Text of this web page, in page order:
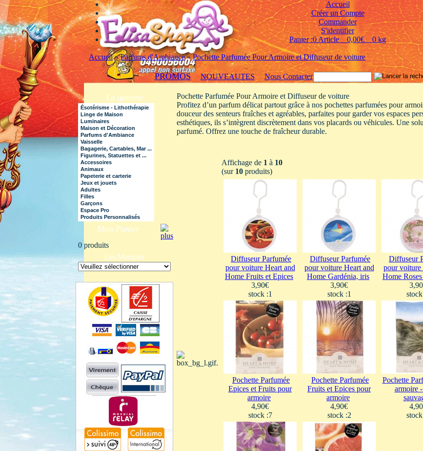
Accueil
Créer un Compte
Commander
S'identifier
Panier :0 Article 0,00€ 0 kg
Accueil»Parfums d'Ambiance»Pochette Parfumée Pour Armoire et Diffuseur de voiture
PROMOS NOUVEAUTES Nous Contacter
La gamme
Ésotérisme - Lithothérapie
Linge de Maison
Luminaires
Maison et Décoration
Parfums d'Ambiance
Vaisselle
Bagagerie, Cartables, Mar ...
Figurines, Statuettes et ...
Accessoires
Animaux
Papeterie et carterie
Jeux et jouets
Adultes
Filles
Garçons
Espace Pro
Produits Personnalisés
Mon Panier
0 produits
Les Marques
Pochette Parfumée Pour Armoire et Diffuseur de voiture
Profitez d’un parfum délicat partout grâce à nos pochettes parfumées pour
douceur des senteurs fraîches et agréables, parfaites pour garder vos espaces
esthétiques, ils s’intègrent discrètement dans vos placards ou véhicules. Une
parfumé. Offrez une touche de fraîcheur durable.
Affichage de 1 à 10
(sur 10 produits)
Diffuseur Parfumée
pour voiture Heart and
Home Fruits et Epices
3,90€
stock :1
Diffuseur Parfumée
pour voiture Heart and
Home Gardénia, iris
3,90€
stock :1
Diffuseur
pour voiture
Home
Pochette Parfumée
Epices et Fruits pour
armoire
4,90€
stock :7
Pochette Parfumée
Fruits et Epices pour
armoire
4,90€
stock :2
Pochette
armoire
stock